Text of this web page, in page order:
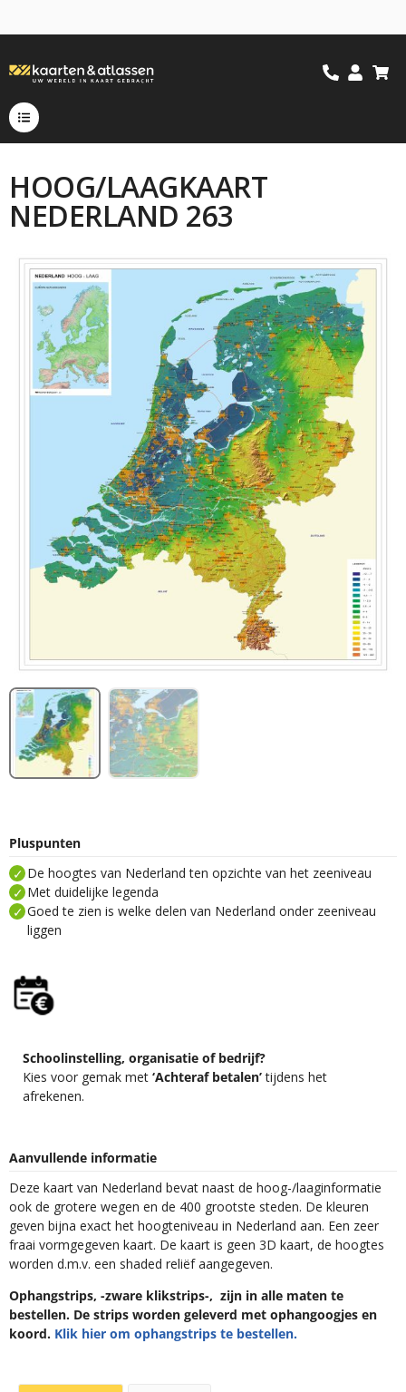
HOOG/LAAGKAART
NEDERLAND 263
Pluspunten
De hoogtes van Nederland ten opzichte van het zeeniveau
Met duidelijke legenda
Goed te zien is welke delen van Nederland onder zeeniveau
liggen
Schoolinstelling, organisatie of bedrijf?
Kies voor gemak met ‘Achteraf betalen’tijdens het
afrekenen.
Aanvullende informatie
Deze kaart van Nederland bevat naast de hoog-/laaginformatie
ook de grotere wegen en de 400 grootste steden. De kleuren
geven bijna exact het hoogteniveau in Nederland aan. Een zeer
fraai vormgegeven kaart. De kaart is geen 3D kaart, de hoogtes
worden d.m.v. een shaded reliëf aangegeven.
Ophangstrips, -zware klikstrips-, zijn in alle maten te
bestellen. De strips worden geleverd met ophangoogjes en
koord. Klik hier om ophangstrips te bestellen.